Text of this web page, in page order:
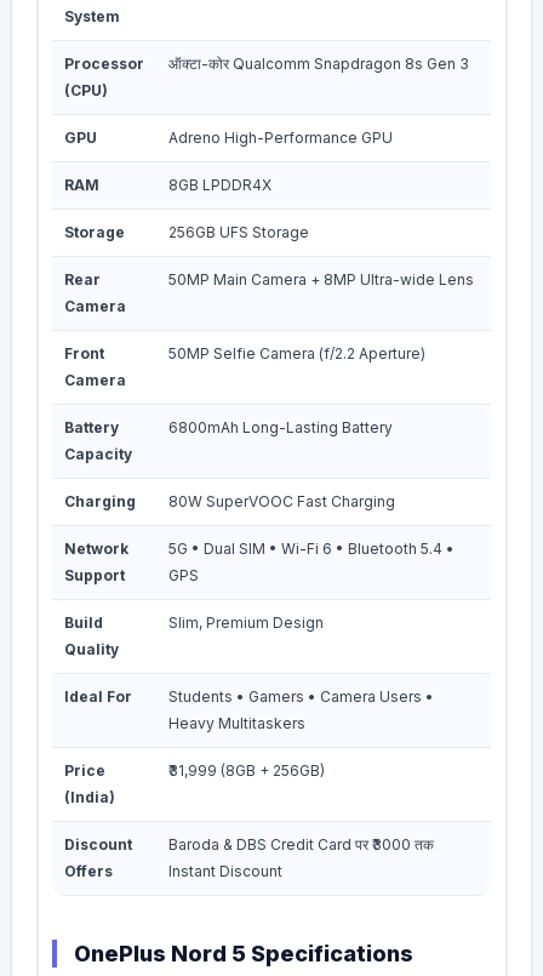
System
Processor
(CPU)
ऑक्टा-कोर Qualcomm Snapdragon 8s Gen 3
GPU Adreno High-Performance GPU
RAM 8GB LPDDR4X
Storage 256GB UFS Storage
Rear
Camera
50MP Main Camera + 8MP Ultra-wide Lens
Front
Camera
50MP Selfie Camera (f/2.2 Aperture)
Battery
Capacity
6800mAh Long-Lasting Battery
Charging 80W SuperVOOC Fast Charging
Network
Support
5G • Dual SIM • Wi-Fi 6 • Bluetooth 5.4 •
GPS
Build
Quality
Slim, Premium Design
Ideal For
Students • Gamers • Camera Users •
Heavy Multitaskers
Price
(India)
₹31,999 (8GB + 256GB)
Discount
Offers
Baroda & DBS Credit Card पर ₹3000 तक
Instant Discount
OnePlus Nord 5 Specifications